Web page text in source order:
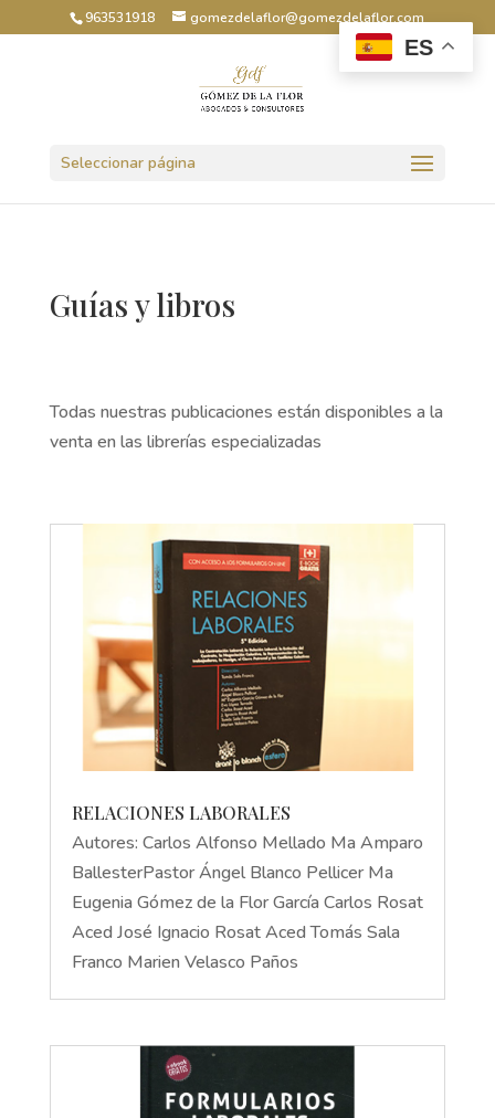
963531918 gomezdelaflor@gomezdelaflor.com
Seleccionar página
Guías y libros
Todas nuestras publicaciones están disponibles a la
venta en las librerías especializadas
RELACIONES LABORALES
Autores: Carlos Alfonso Mellado Ma Amparo
BallesterPastor Ángel Blanco Pellicer Ma
Eugenia Gómez de la Flor García Carlos Rosat
Aced José Ignacio Rosat Aced Tomás Sala
Franco Marien Velasco Paños
ES